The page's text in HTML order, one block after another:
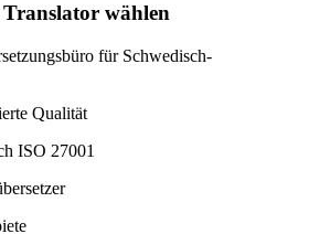
wählen
für Schwedisch-
Qualität
ISO 27001